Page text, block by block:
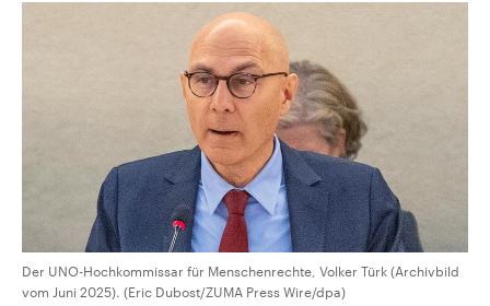
und Hintergründe zu den Parteien
und Kandidaten der anstehenden
Programm
Der UNO-Hochkommissar für Menschenrechte, Volker Türk (Archivbild
vom Juni 2025). (Eric Dubost/ZUMA Press Wire/dpa)